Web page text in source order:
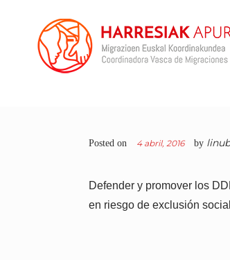
content
DE MIGRACIONES
Posted on 4 abril, 2016 by
Defender y promover los
en riesgo de exclusión